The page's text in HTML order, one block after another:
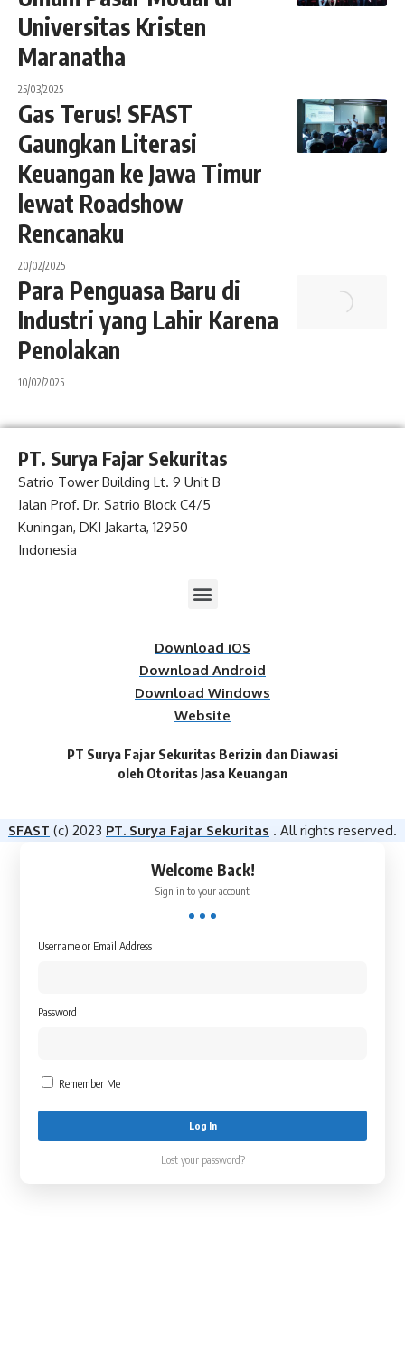
Universitas Kristen
Maranatha
25/03/2025
Gas Terus! SFAST
Gaungkan Literasi
Keuangan ke Jawa Timur
lewat Roadshow
Rencanaku
20/02/2025
Para Penguasa Baru di
Industri yang Lahir Karena
Penolakan
10/02/2025
PT. Surya Fajar Sekuritas
Satrio Tower Building Lt. 9 Unit B
Jalan Prof. Dr. Satrio Block C4/5
Kuningan, DKI Jakarta, 12950
Indonesia
Download iOS
Download Android
Download Windows
Website
PT Surya Fajar Sekuritas Berizin dan Diawasi
oleh Otoritas Jasa Keuangan​
SFAST (c) 2023 PT. Surya Fajar Sekuritas . All rights reserved.
Welcome Back!
Sign in to your account
Username or Email Address
Password
Remember Me
Lost your password?